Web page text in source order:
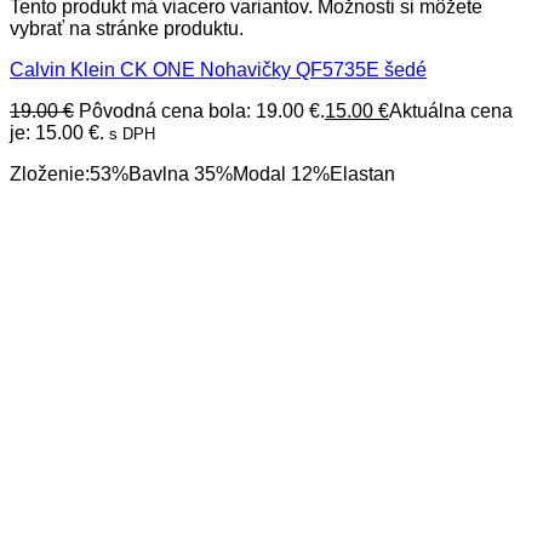
Tento produkt má viacero variantov. Možnosti si môžete
vybrať na stránke produktu.
Calvin Klein CK ONE Nohavičky QF5735E šedé
19.00€ Pôvodná cena bola: 19.00 €.15.00 €Aktuálna cena
je: 15.00 €. s DPH
Zloženie:53%Bavlna 35%Modal 12%Elastan